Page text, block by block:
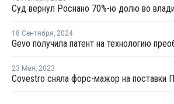
18 Сентября, 2024
23 Мая, 2023
Covestro сняла форс-мажор на поставки